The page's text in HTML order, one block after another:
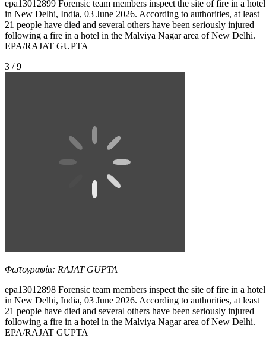
epa13012899 Forensic team members inspect the site of fire in a hotel
in New Delhi, India, 03 June 2026. According to authorities, at least
21 people have died and several others have been seriously injured
following a fire in a hotel in the Malviya Nagar area of New Delhi.
EPA/RAJAT GUPTA
3 / 9
Φωτογραφία: RAJAT GUPTA
epa13012898 Forensic team members inspect the site of fire in a hotel
in New Delhi, India, 03 June 2026. According to authorities, at least
21 people have died and several others have been seriously injured
following a fire in a hotel in the Malviya Nagar area of New Delhi.
EPA/RAJAT GUPTA